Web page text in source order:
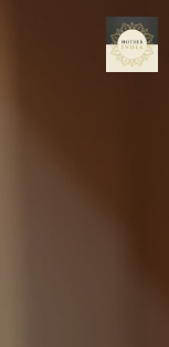
Hauptinhalt